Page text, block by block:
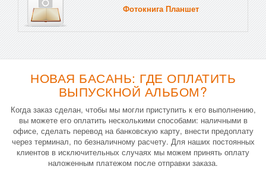
Фотокнига Планшет
НОВАЯ БАСАНЬ: ГДЕ ОПЛАТИТЬ
ВЫПУСКНОЙ АЛЬБОМ?
Когда заказ сделан, чтобы мы могли приступить к его выполнению,
вы можете его оплатить несколькими способами: наличными в
офисе, сделать перевод на банковскую карту, внести предоплату
через терминал, по безналичному расчету. Для наших постоянных
клиентов в исключительных случаях мы можем принять оплату
наложенным платежом после отправки заказа.